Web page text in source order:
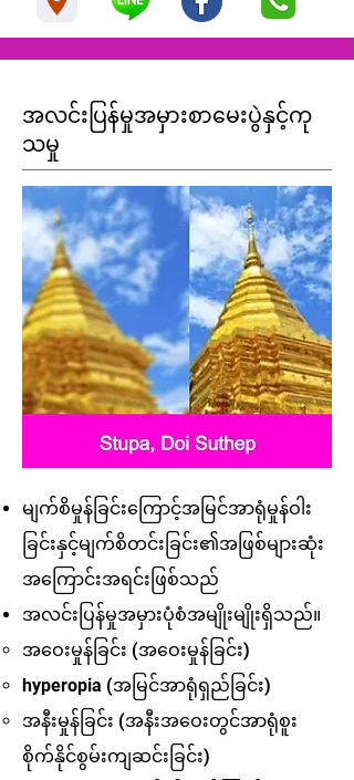
အလင်းပြန်မှုအမှားစာမေးပွဲနှင့်ကု
သမှု
မျက်စိမှုန်ခြင်းကြောင့်အမြင်အာရုံမှုန်ဝါး
ခြင်းနှင့်မျက်စိတင်းခြင်း၏အဖြစ်များဆုံး
အကြောင်းအရင်းဖြစ်သည်
အလင်းပြန်မှုအမှားပုံစံအမျိုးမျိုးရှိသည်။
အဝေးမှုန်ခြင်း (အဝေးမှုန်ခြင်း)
hyperopia (အမြင်အာရုံရှည်ခြင်း)
အနီးမှုန်ခြင်း (အနီးအဝေးတွင်အာရုံစူး
စိုက်နိုင်စွမ်းကျဆင်းခြင်း)